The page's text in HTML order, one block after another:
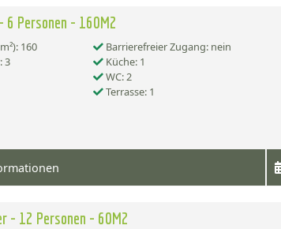
Personen - 160M2
160
Barrierefreier Zugang: nein
3
Küche: 1
WC: 2
Terrasse: 1
- 12 Personen - 60M2